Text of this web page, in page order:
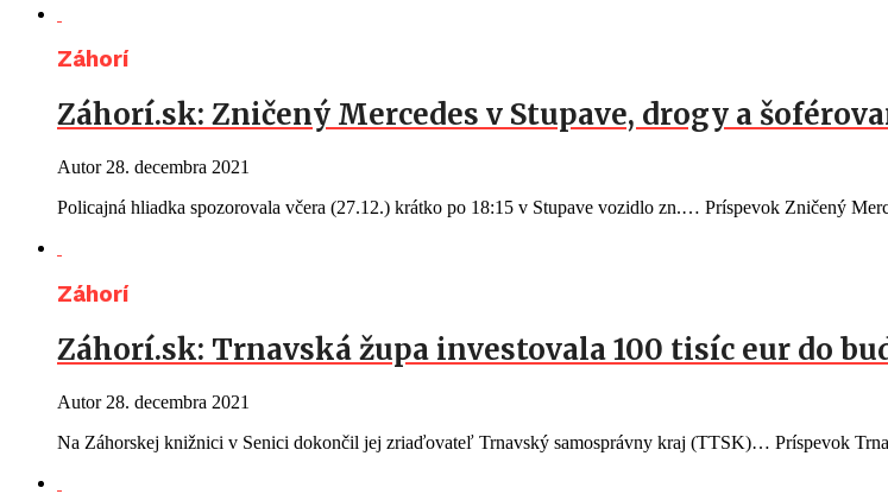
Záhorí
Záhorí.sk: Zničený Mercedes v Stupave, drogy a
Autor 28. decembra 2021
Policajná hliadka spozorovala včera (27.12.) krátko po 18:15 v Stupave vozidlo zn.… Príspevok Zničený
Záhorí
Záhorí.sk: Trnavská župa investovala 100 tisíc eur do
Autor 28. decembra 2021
Na Záhorskej knižnici v Senici dokončil jej zriaďovateľ Trnavský samosprávny kraj (TTSK)… Príspevok